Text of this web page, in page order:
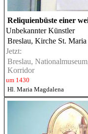
Reliquienbüste einer
Unbekannter Künstler
Breslau, Kirche St. Maria
Jetzt:
Breslau,
Korridor
um 1430
Hl. Maria Magdalena